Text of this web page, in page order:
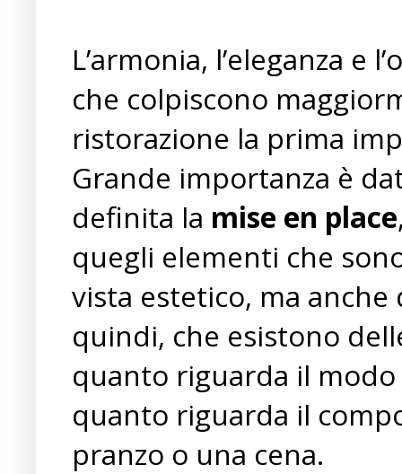
L’armonia, l’eleganza
che colpiscono
ristorazione la prima
Grande importanza è
definita la mise en place
quegli elementi che
vista estetico, ma
quindi, che esistono
quanto riguarda il
quanto riguarda il
pranzo o una cena.